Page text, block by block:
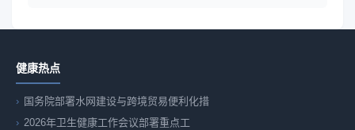
健康热点
国务院部署水网建设与跨境贸易便利化措
2026年卫生健康工作会议部署重点工